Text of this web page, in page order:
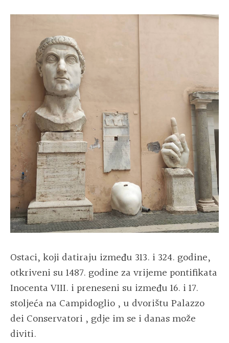
Ostaci, koji datiraju između 313. i 324. godine,
otkriveni su 1487. godine za vrijeme pontifikata
Inocenta VIII. i preneseni su između 16. i 17.
stoljeća na Campidoglio , u dvorištuPalazzo
dei Conservatori , gdje im se i danas može
diviti.